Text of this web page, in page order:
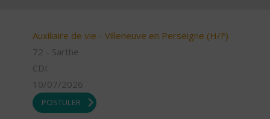
Auxiliaire de vie - Villeneuve en Perseigne (H/F)
72 - Sarthe
CDI
10/07/2026
POSTULER